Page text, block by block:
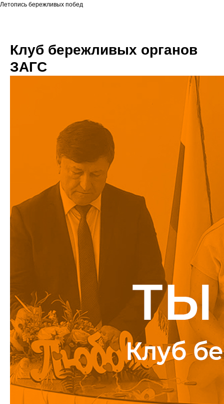
Летопись бережливых побед
Клуб бережливых органов
ЗАГС